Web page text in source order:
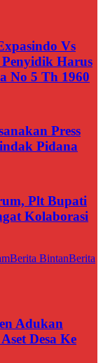
Vs
Harus
No 5 Th 1960
Press
Pidana
Plt Bupati
Kolaborasi
Berita BintanBerita
Adukan
Desa Ke